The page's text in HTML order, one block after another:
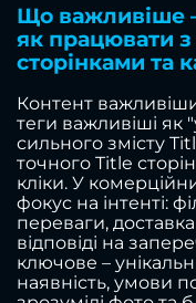
Що важливіше
як працювати
сторінками та
Контент
теги важливіші як
сильного змісту
точного Title
кліки. У
фокус на інтенті:
переваги, доставка
відповіді на
ключове –
наявність, умови